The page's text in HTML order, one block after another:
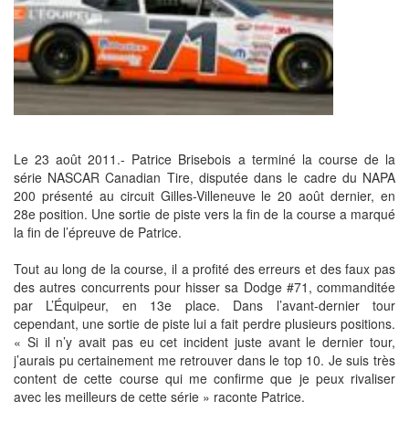
Le 23 août 2011.- Patrice Brisebois a terminé la course de la
série NASCAR Canadian Tire, disputée dans le cadre du NAPA
200 présenté au circuit Gilles-Villeneuve le 20 août dernier, en
28e position. Une sortie de piste vers la fin de la course a marqué
la fin de l’épreuve de Patrice.
Tout au long de la course, il a profité des erreurs et des faux pas
des autres concurrents pour hisser sa Dodge #71, commanditée
par L’Équipeur, en 13e place. Dans l’avant-dernier tour
cependant, une sortie de piste lui a fait perdre plusieurs positions.
« Si il n’y avait pas eu cet incident juste avant le dernier tour,
j’aurais pu certainement me retrouver dans le top 10. Je suis très
content de cette course qui me confirme que je peux rivaliser
avec les meilleurs de cette série » raconte Patrice.